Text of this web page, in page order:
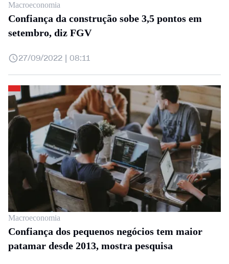
Macroeconomia
Confiança da construção sobe 3,5 pontos em
setembro, diz FGV
27/09/2022 | 08:11
Macroeconomia
Confiança dos pequenos negócios tem maior
patamar desde 2013, mostra pesquisa